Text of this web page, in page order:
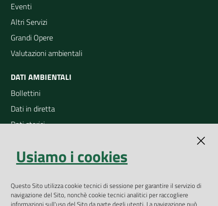
Eventi
Altri Servizi
Grandi Opere
Valutazioni ambientali
DATI AMBIENTALI
Bollettini
Dati in diretta
Dati storici
Open Data
App Arpav
Rapporti regionali annuali
Usiamo i cookies
Questo Sito utilizza cookie tecnici di sessione per garantire il servizio di
navigazione del Sito, nonchè cookie tecnici analitici per raccogliere
informazioni sull'uso del Sito da parte degli utenti. La navigazione può